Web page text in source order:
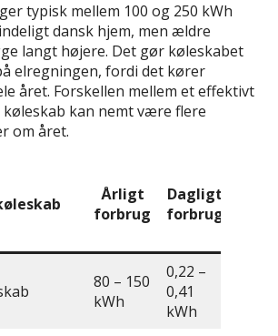
typisk mellem 100 og 250 kWh
dansk hjem, men ældre
langt højere. Det gør køleskabet
elregningen, fordi det kører
året. Forskellen mellem et effektivt
kan nemt være flere
om året.
Årligt
forbrug
Dagligt
forbrug
80 – 150
kWh
0,22 –
0,41
kWh